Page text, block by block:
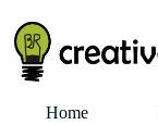
Home